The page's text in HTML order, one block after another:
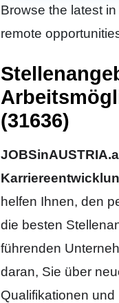
Browse the latest
remote
(31636)
helfen Ihnen, den
die besten
führenden
daran, Sie über
Qualifikationen